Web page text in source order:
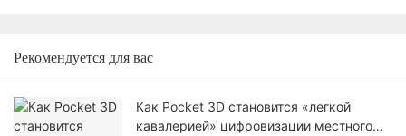
Рекомендуется для вас
Как Pocket 3D становится «легкой
кавалерией» цифровизации местного